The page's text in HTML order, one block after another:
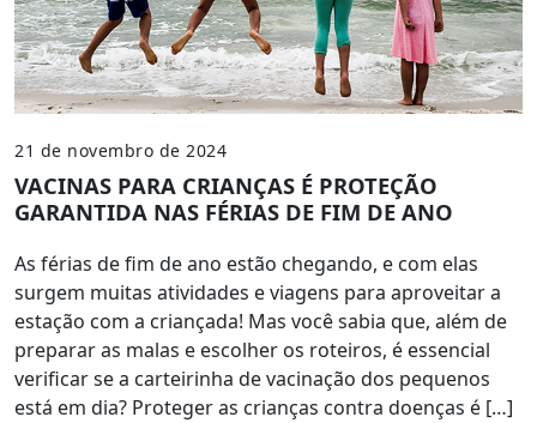
21 de novembro de 2024
VACINAS PARA CRIANÇAS É PROTEÇÃO
GARANTIDA NAS FÉRIAS DE FIM DE ANO
As férias de fim de ano estão chegando, e com elas
surgem muitas atividades e viagens para aproveitar a
estação com a criançada! Mas você sabia que, além de
preparar as malas e escolher os roteiros, é essencial
verificar se a carteirinha de vacinação dos pequenos
está em dia? Proteger as crianças contra doenças é […]